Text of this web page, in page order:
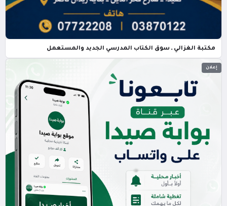
مكتبة الغزالي ـ سوق الكتاب المدرسي الجديد والمستعمل
إعلان